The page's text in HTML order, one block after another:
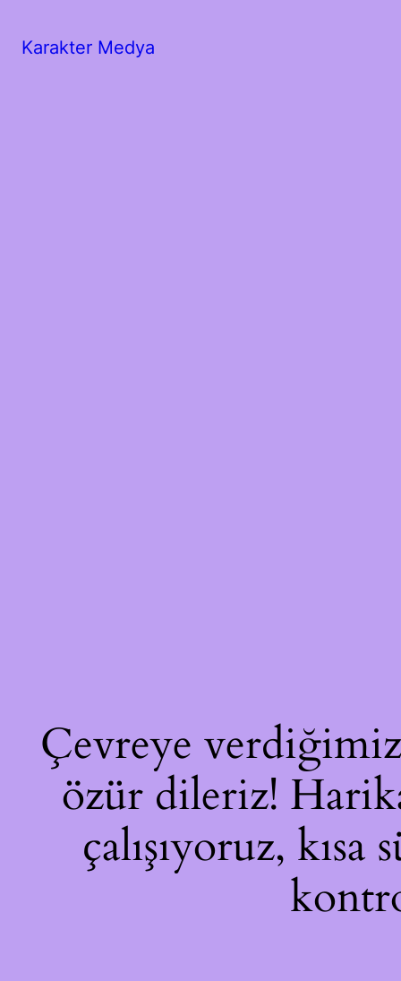
Karakter Medya
Çevreye verdiğimiz
özür dileriz!
çalışıyoruz,